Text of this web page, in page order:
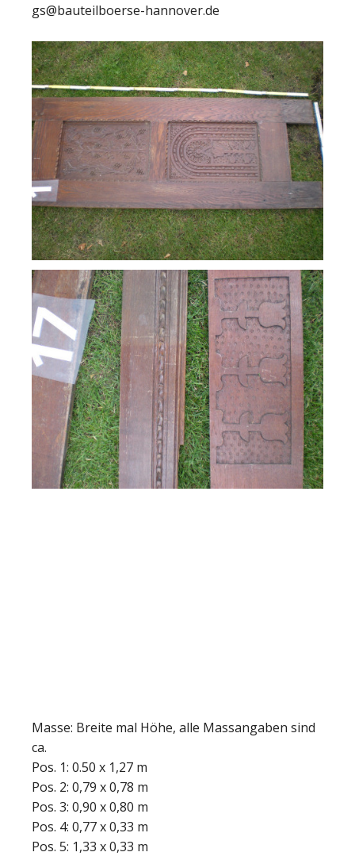
gs@bauteilboerse-hannover.de
Masse: Breite mal Höhe, alle Massangaben sind
ca.
Pos. 1: 0.50 x 1,27 m
Pos. 2: 0,79 x 0,78 m
Pos. 3: 0,90 x 0,80 m
Pos. 4: 0,77 x 0,33 m
Pos. 5: 1,33 x 0,33 m